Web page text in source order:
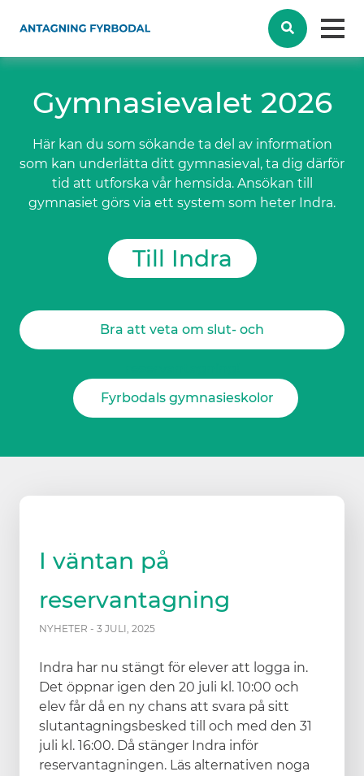
Gymnasievalet 2026
Här kan du som sökande ta del av information
som kan underlätta ditt gymnasieval, ta dig därför
tid att utforska vår hemsida. Ansökan till
gymnasiet görs via ett system som heter Indra.
Till Indra
Bra att veta om slut- och
Fyrbodals gymnasieskolor
I väntan på
reservantagning
NYHETER - 3 JULI, 2025
Indra har nu stängt för elever att logga in.
Det öppnar igen den 20 juli kl. 10:00 och
elev får då en ny chans att svara på sitt
slutantagningsbesked till och med den 31
juli kl. 16:00. Då stänger Indra inför
reservantagningen. Läs alternativen noga